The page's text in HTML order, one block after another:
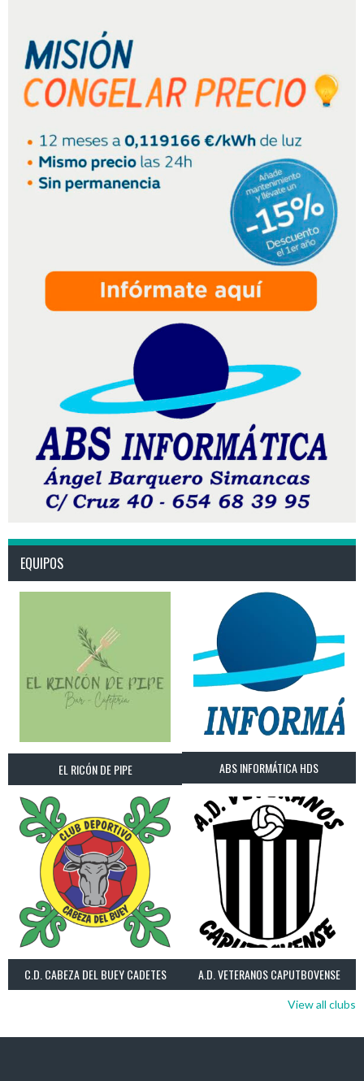
EQUIPOS
EL RICÓN DE PIPE ABS INFORMÁTICA HDS
C.D. CABEZA DEL BUEY CADETES A.D. VETERANOS CAPUTBOVENSE
View all clubs